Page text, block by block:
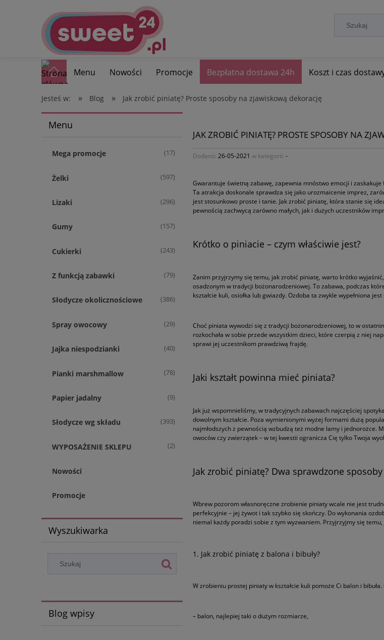
Menu Nowości Promocje Bezpłatna dostawa 24h Koszt i czas
Jesteś w: » Blog » Jak zrobić piniatę? Proste sposoby na zjawiskową dekorację
Menu
Mega promocje (17)
Żelki (597)
Lizaki (296)
Gumy (157)
Cukierki (243)
Z funkcją zabawki (79)
Słodycze okolicznościowe (386)
Spray owocowy (29)
Jajka niespodzianki (40)
Pianki marshmallow (78)
Papier jadalny (9)
Słodycze wg składu (393)
WYPOSAŻENIE SKLEPU (2)
Nowości
Promocje
Wyszukiwarka
Blog wpisy
JAK ZROBIĆ PINIATĘ? PROSTE SPOSOBY NA
Dodano: 26-05-2021 w kategorii: -
Gwarantuje świetną zabawę, zapewnia mnóstwo emocji i
Ta atrakcja doskonale sprawdza się jako urozmaicenie imprez,
jest stosunkowo proste i tanie. Jak zrobić piniatę, która stanie się
pewnością zachwycą zarówno małych, jak i dużych uczestników
Krótko o piniacie – czym właściwie jest?
Zanim przyjrzymy się temu, jak zrobić piniatę, warto krótko
osadzonym w tradycji bożonarodzeniowej. To zabawa, podczas
kształcie kuli, osiołka lub gwiazdy. Ozdoba ta zwykle wypełniona
Choć piniata wywodzi się z tradycji bożonarodzeniowej, to w
rozkochała w sobie przede wszystkim dzieci, które czerpią z niej
sprawi jej uczestnikom prawdziwą frajdę.
Jaki kształt powinna mieć piniata?
Jak już wspomnieliśmy, w tradycyjnych zabawach najczęściej
dowolnym kształcie. Poza wymienionymi wyżej formami dużą
najmłodszych z pewnością wzbudzą też modne lamy i jednorożce.
owoców czy zwierzątek – w tej kwestii ogranicza Cię tylko Twoja
Jak zrobić piniatę? Dwa sprawdzone sposoby
Wbrew pozorom własnoręczne zrobienie piniaty wcale nie jest
perfekcyjnie – jej żywot i tak szybko się skończy. Do wykonania
niemal każdy poradzi sobie z tym wyzwaniem. Przyjrzyjmy się
1. Jak zrobić piniatę z balona i bibuły?
W zrobieniu prostej piniaty w kształcie kuli pomoże Ci balon i
– balon, najlepiej taki o dużym rozmiarze,